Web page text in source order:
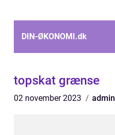
DIN-ØKONOMI.dk
topskat grænse
02 november 2023 admin